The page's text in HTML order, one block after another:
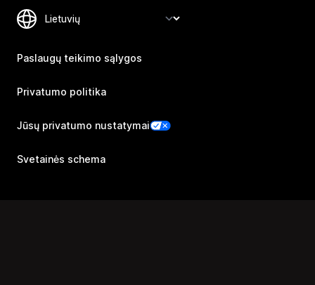
Paslaugų teikimo sąlygos
Privatumo politika
Jūsų privatumo nustatymai
Svetainės schema